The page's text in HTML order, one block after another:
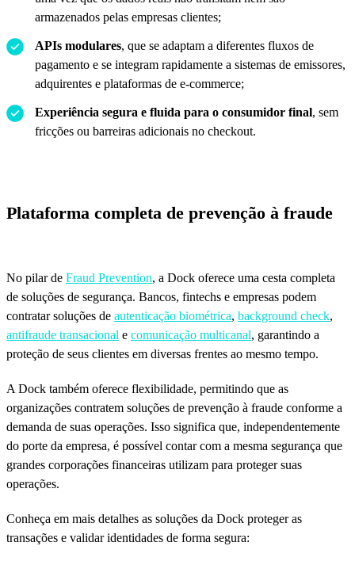
armazenados pelas empresas clientes;
APIs modulares, que se adaptam a diferentes fluxos de
pagamento e se integram rapidamente a sistemas de emissores,
adquirentes e plataformas de e-commerce;
Experiência segura e fluida para o consumidor final, sem
fricções ou barreiras adicionais no checkout.
Plataforma completa de prevenção à fraude
No pilar de Fraud Prevention, a Dock oferece uma cesta completa
de soluções de segurança. Bancos, fintechs e empresas podem
contratar soluções de autenticação biométrica, background check,
antifraude transacional e comunicação multicanal, garantindo a
proteção de seus clientes em diversas frentes ao mesmo tempo.
A Dock também oferece flexibilidade, permitindo que as
organizações contratem soluções de prevenção à fraude conforme a
demanda de suas operações. Isso significa que, independentemente
do porte da empresa, é possível contar com a mesma segurança que
grandes corporações financeiras utilizam para proteger suas
operações.
Conheça em mais detalhes as soluções da Dock proteger as
transações e validar identidades de forma segura: